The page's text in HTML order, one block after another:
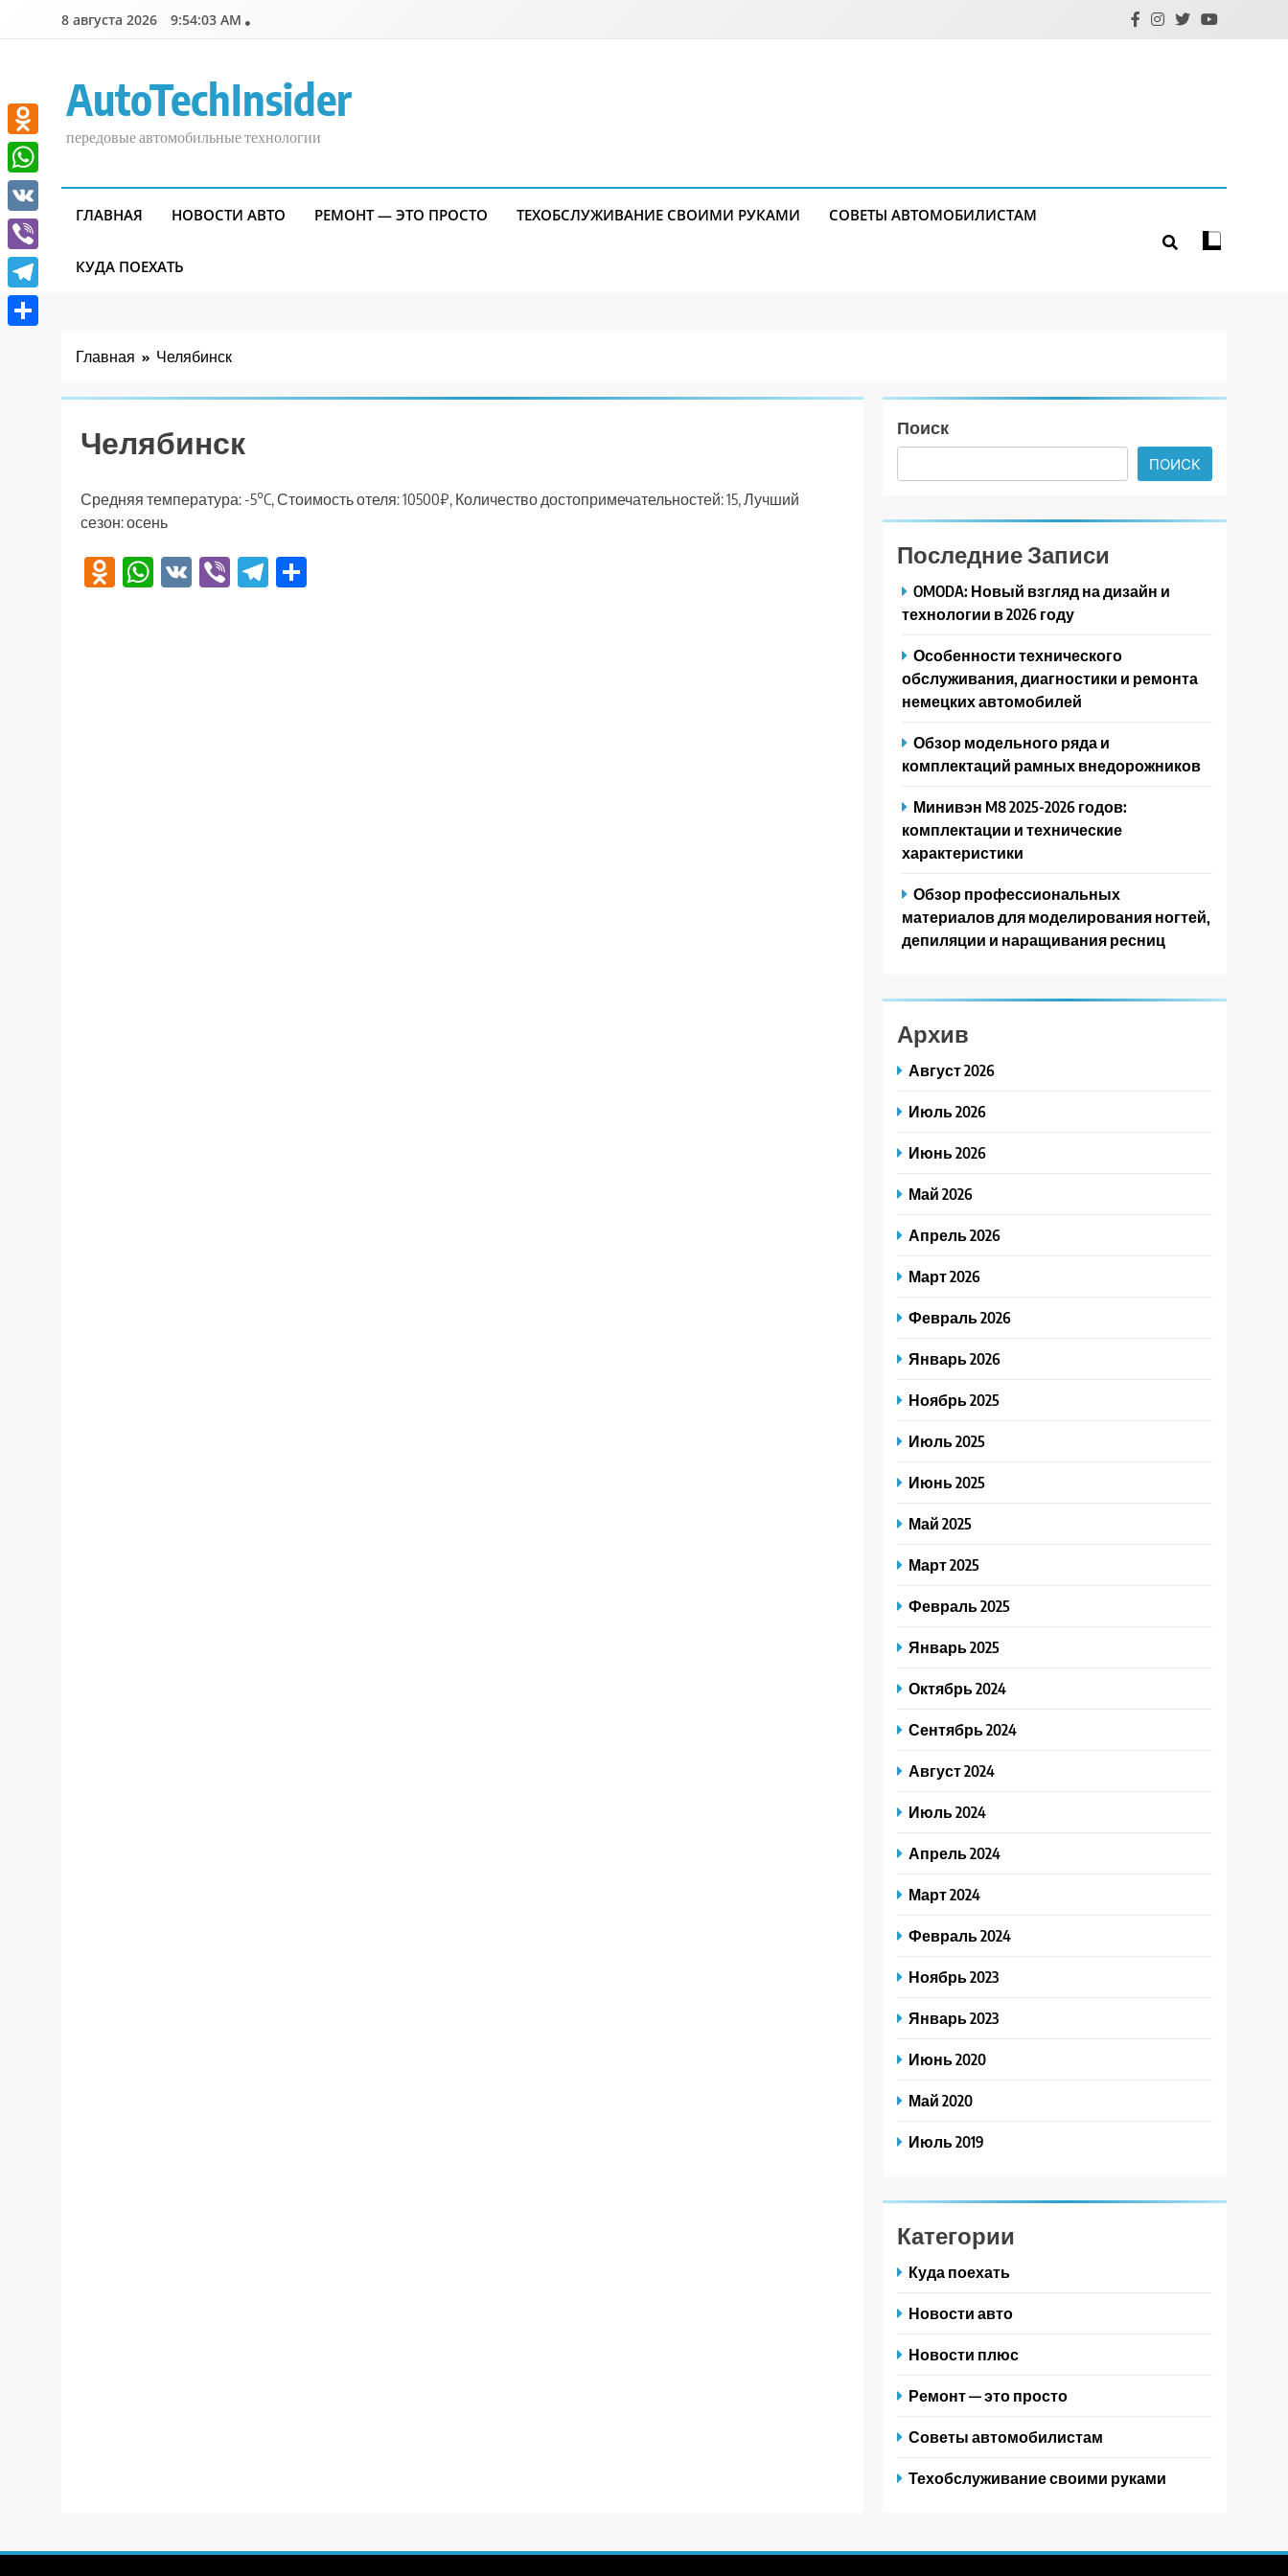
8 августа 2026 9:54:03 AM
AutoTechInsider
передовые автомобильные технологии
ГЛАВНАЯ НОВОСТИ АВТО РЕМОНТ — ЭТО ПРОСТО ТЕХОБСЛУЖИВАНИЕ СВОИМИ РУКАМИ СОВЕТЫ АВТОМОБИЛИСТАМ
КУДА ПОЕХАТЬ
Главная Челябинск
Челябинск
Средняя температура: -5°C, Стоимость отеля: 10500₽, Количество достопримечательностей: 15, Лучший
сезон: осень
Odnoklassniki
WhatsApp
VK ViberTelegram
Поиск
ПОИСК
Последние Записи
OMODA: Новый взгляд на дизайн и
технологии в 2026 году
Особенности технического
обслуживания, диагностики и ремонта
немецких автомобилей
Обзор модельного ряда и
комплектаций рамных внедорожников
Минивэн M8 2025-2026 годов:
комплектации и технические
характеристики
Обзор профессиональных
материалов для моделирования ногтей,
депиляции и наращивания ресниц
Архив
Август 2026
Июль 2026
Июнь 2026
Май 2026
Апрель 2026
Март 2026
Февраль 2026
Январь 2026
Ноябрь 2025
Июль 2025
Июнь 2025
Май 2025
Март 2025
Февраль 2025
Январь 2025
Октябрь 2024
Сентябрь 2024
Август 2024
Июль 2024
Апрель 2024
Март 2024
Февраль 2024
Ноябрь 2023
Январь 2023
Июнь 2020
Май 2020
Июль 2019
Категории
Куда поехать
Новости авто
Новости плюс
Ремонт — это просто
Советы автомобилистам
Техобслуживание своими руками
Odnoklassniki
WhatsApp
VK
Viber
Telegram